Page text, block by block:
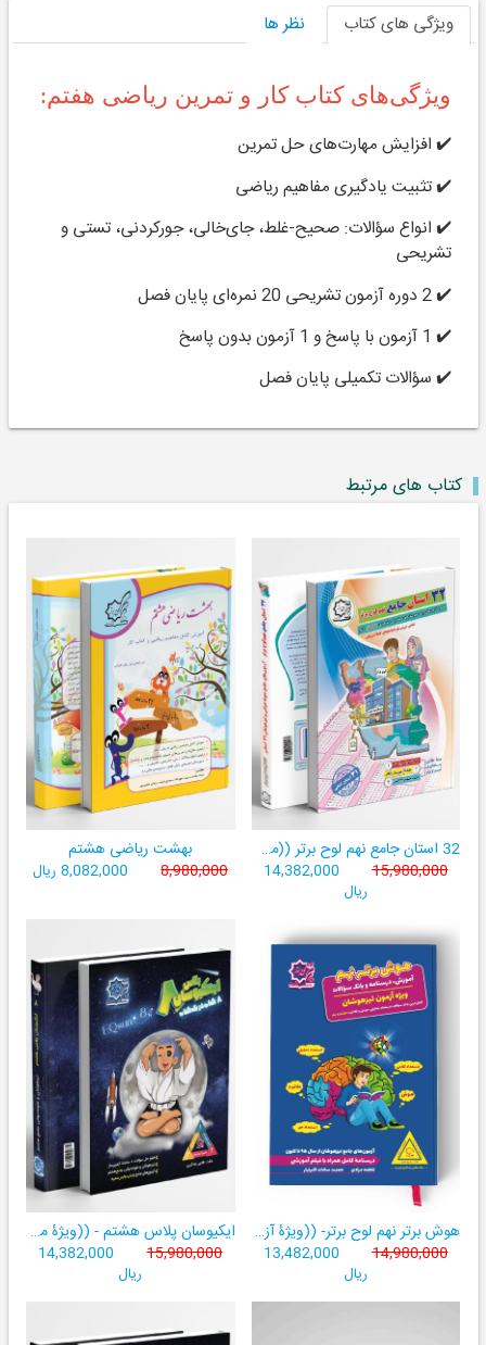
ویژگی های کتاب نظر ها
ویژگی‌های کتاب کار و تمرین ریاضی هفتم:
✔️ افزایش مهارت‌های حل تمرین
✔️ تثبیت یادگیری مفاهیم ریاضی
✔️ انواع سؤالات: صحیح-غلط، جای‌خالی، جورکردنی، تستی و
تشریحی
✔️ 2 دوره آزمون تشریحی 20 نمره‌ای پایان فصل
✔️ 1 آزمون با پاسخ و 1 آزمون بدون پاسخ
✔️ سؤالات تکمیلی پایان فصل
کتاب های مرتبط
32 استان جامع نهم لوح برتر ((مجموعه آزمون‌های وروردی دبیرستان‌های نمونه‌دولتی 31 استان کشور+ فیلم‌های آموزشی +سامانۀ آزمون ساز آنلاین))
15,980,000
14,382,000
ریال
بهشت ریاضی هشتم
8,980,000 8,082,000 ریال
هوش برتر نهم لوح برتر- ((ویژۀ آزمون تیزهوشان پایۀ نهم+ فیلم آموزشی + سامانۀ آزمون‌ساز رایگان))
14,980,000
13,482,000
ریال
ایکیوسان پلاس هشتم - ((ویژۀ مدارس نمونه دولتی، تیزهوشان و سمپاد+ فیلم‌های آموزشی+سامانۀ آزمون‌ساز رایگان))
15,980,000
14,382,000
ریال